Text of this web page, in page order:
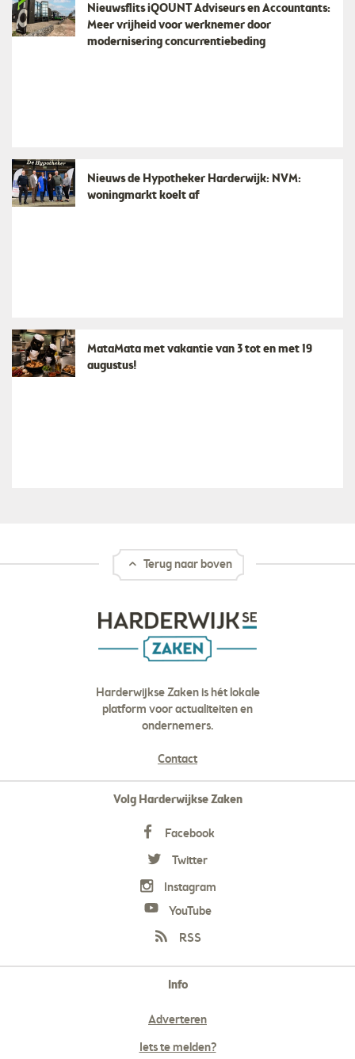
Nieuwsflits iQOUNT Adviseurs en Accountants:
Meer vrijheid voor werknemer door
modernisering concurrentiebeding
Nieuws de Hypotheker Harderwijk: NVM:
woningmarkt koelt af
MataMata met vakantie van 3 tot en met 19
augustus!
Terug naar boven
Harderwijkse Zaken is hét lokale
platform voor actualiteiten en
ondernemers.
Contact
Volg Harderwijkse Zaken
Facebook
Twitter
Instagram
YouTube
RSS
Info
Adverteren
Iets te melden?